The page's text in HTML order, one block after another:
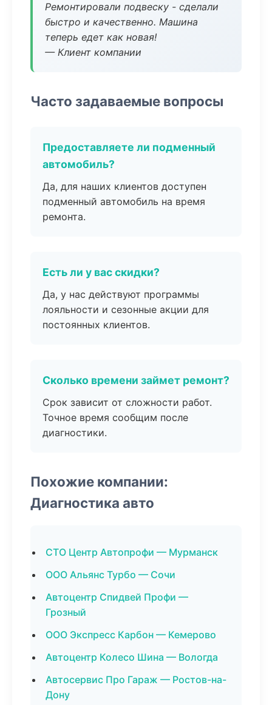
Ремонтировали подвеску - сделали
быстро и качественно. Машина
теперь едет как новая!
— Клиент компании
Часто задаваемые вопросы
Предоставляете ли подменный
автомобиль?
Да, для наших клиентов доступен
подменный автомобиль на время
ремонта.
Есть ли у вас скидки?
Да, у нас действуют программы
лояльности и сезонные акции для
постоянных клиентов.
Сколько времени займет ремонт?
Срок зависит от сложности работ.
Точное время сообщим после
диагностики.
Похожие компании:
Диагностика авто
СТО Центр Автопрофи — Мурманск
ООО Альянс Турбо — Сочи
Автоцентр Спидвей Профи —
Грозный
ООО Экспресс Карбон — Кемерово
Автоцентр Колесо Шина — Вологда
Автосервис Про Гараж — Ростов-на-
Дону